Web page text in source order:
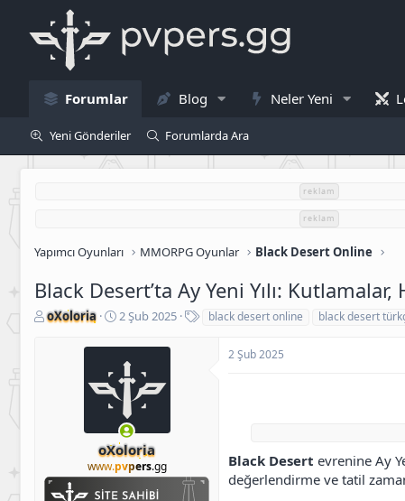
Forumlar Blog Neler Yeni
Yeni Gönderiler Forumlarda Ara
reklam
reklam
Yapımcı Oyunları MMORPG Oyunlar Black Desert Online
Black Desert’ta Ay Yeni Yılı:
K
oXoloria
B
ş
a
n
g
ı
ç
t
a
2 Şub 2025 black desert online black desert
oXoloria
www.pvpers.gg
2 Şub 2025
Black Desert evrenine Ay
değerlendirme ve tatil